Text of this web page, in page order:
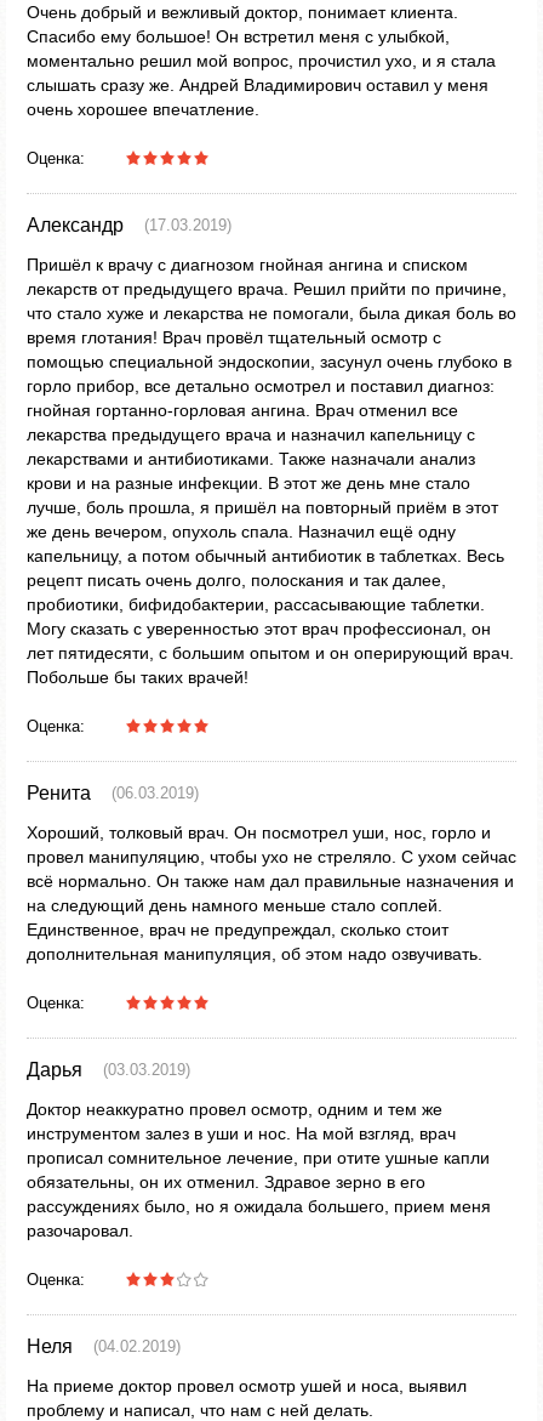
Очень добрый и вежливый доктор, понимает клиента.
Спасибо ему большое! Он встретил меня с улыбкой,
моментально решил мой вопрос, прочистил ухо, и я стала
слышать сразу же. Андрей Владимирович оставил у меня
очень хорошее впечатление.
Оценка:
Александр (17.03.2019)
Пришёл к врачу с диагнозом гнойная ангина и списком
лекарств от предыдущего врача. Решил прийти по причине,
что стало хуже и лекарства не помогали, была дикая боль во
время глотания! Врач провёл тщательный осмотр с
помощью специальной эндоскопии, засунул очень глубоко в
горло прибор, все детально осмотрел и поставил диагноз:
гнойная гортанно-горловая ангина. Врач отменил все
лекарства предыдущего врача и назначил капельницу с
лекарствами и антибиотиками. Также назначали анализ
крови и на разные инфекции. В этот же день мне стало
лучше, боль прошла, я пришёл на повторный приём в этот
же день вечером, опухоль спала. Назначил ещё одну
капельницу, а потом обычный антибиотик в таблетках. Весь
рецепт писать очень долго, полоскания и так далее,
пробиотики, бифидобактерии, рассасывающие таблетки.
Могу сказать с уверенностью этот врач профессионал, он
лет пятидесяти, с большим опытом и он оперирующий врач.
Побольше бы таких врачей!
Оценка:
Ренита (06.03.2019)
Хороший, толковый врач. Он посмотрел уши, нос, горло и
провел манипуляцию, чтобы ухо не стреляло. С ухом сейчас
всё нормально. Он также нам дал правильные назначения и
на следующий день намного меньше стало соплей.
Единственное, врач не предупреждал, сколько стоит
дополнительная манипуляция, об этом надо озвучивать.
Оценка:
Дарья (03.03.2019)
Доктор неаккуратно провел осмотр, одним и тем же
инструментом залез в уши и нос. На мой взгляд, врач
прописал сомнительное лечение, при отите ушные капли
обязательны, он их отменил. Здравое зерно в его
рассуждениях было, но я ожидала большего, прием меня
разочаровал.
Оценка:
Неля (04.02.2019)
На приеме доктор провел осмотр ушей и носа, выявил
проблему и написал, что нам с ней делать.